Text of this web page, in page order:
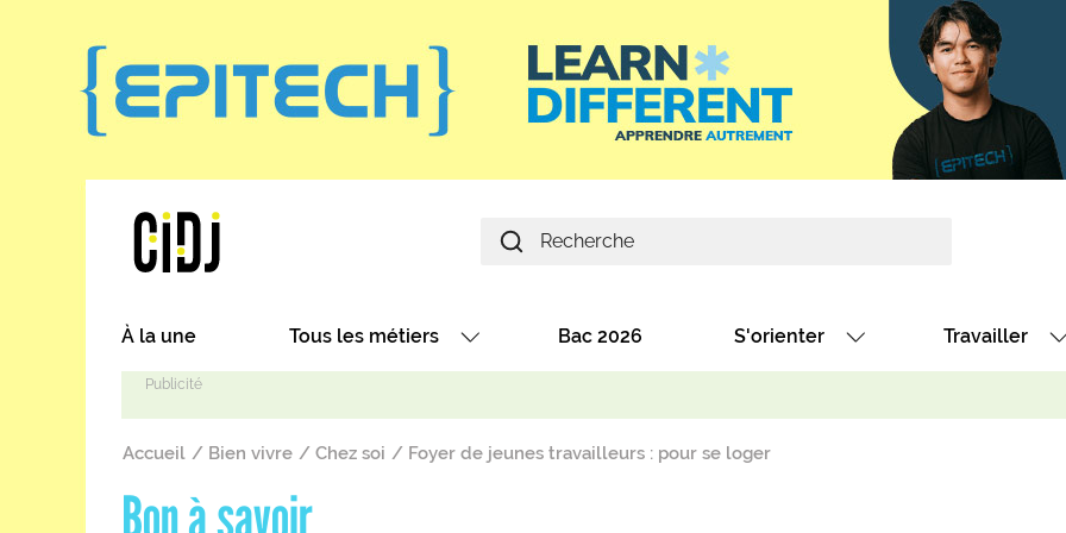
Main navigation
À la une Tous les métiers Bac 2026 S'orienter Travailler
Fil d'Ariane
Accueil Bien vivre Chez soi Foyer de jeunes travailleurs : pour se loger
Bon à savoir